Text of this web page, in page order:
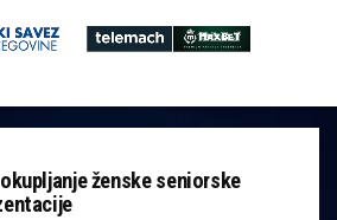
ženske seniorske